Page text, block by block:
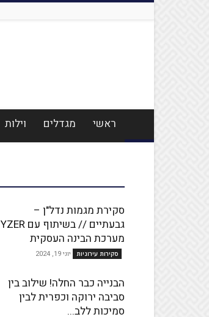
ראשי מגדלים וילות
סקירת מגמות נדל"ן –
גבעתיים // בשיתוף עם YZER
מערכת הבינה העסקית
סקירות עירוניות יוני 19, 2024
הבנייה כבר החלה! שילוב בין
סביבה ירוקה וכפרית לבין
סמיכות ללב...